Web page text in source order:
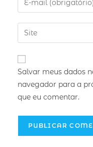
Salvar meus dados
navegador para a
que eu comentar.